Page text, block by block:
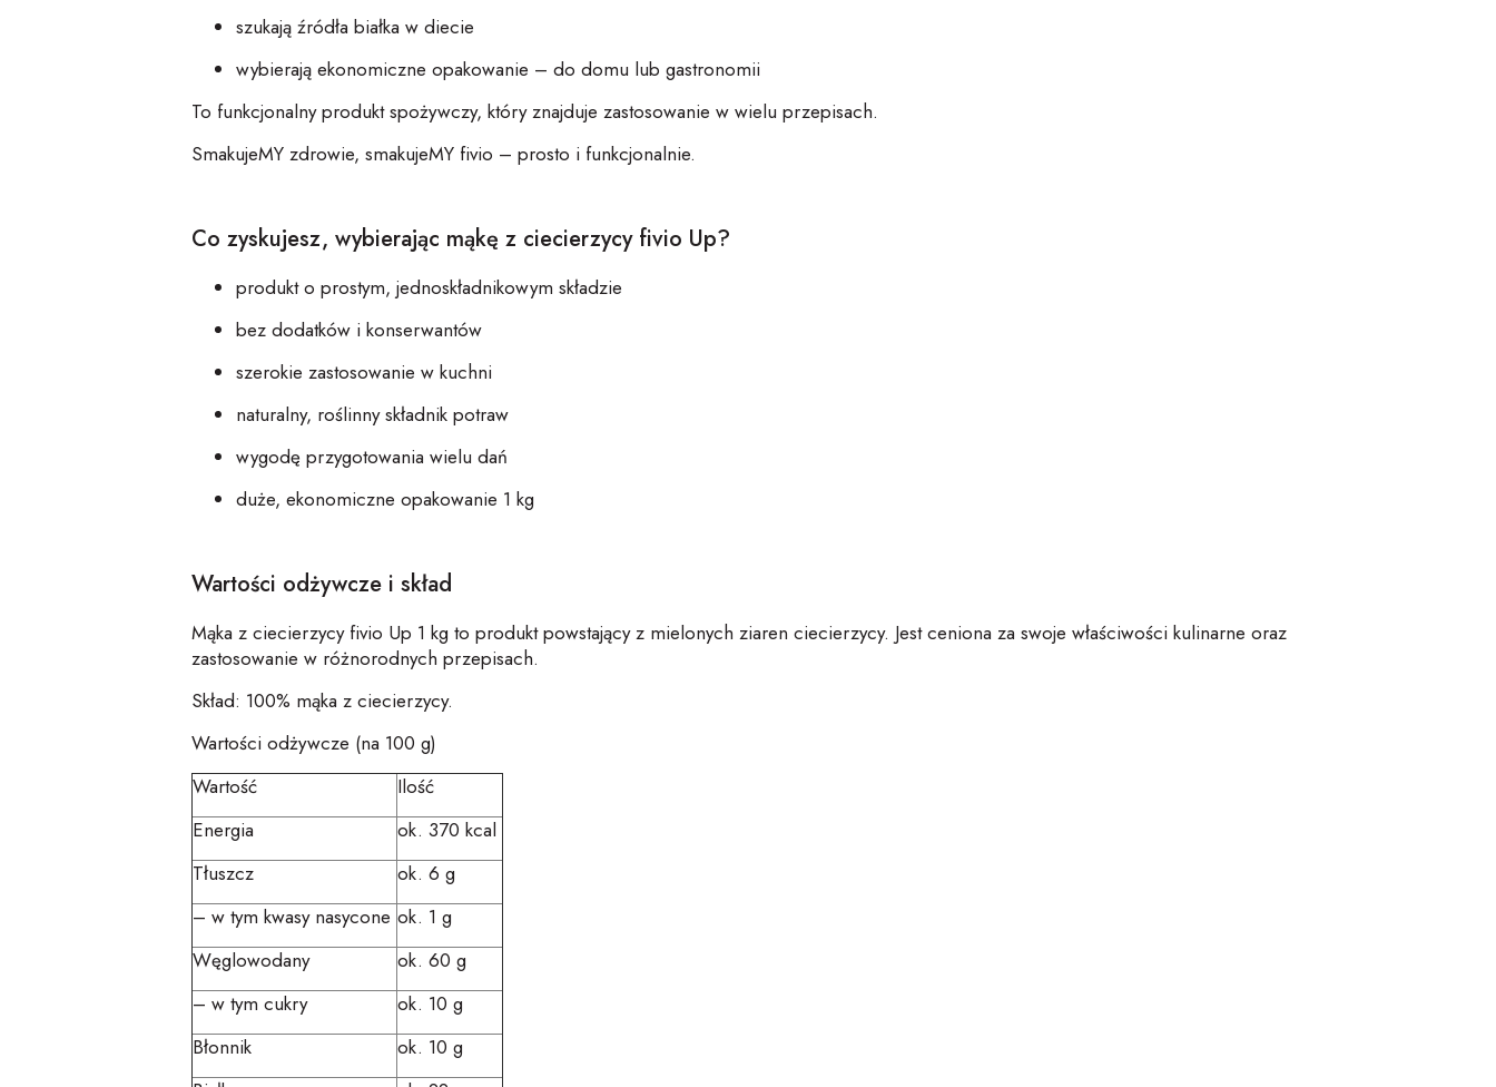
szukają źródła białka w diecie
wybierają ekonomiczne opakowanie – do domu lub gastronomii
To funkcjonalny produkt spożywczy, który znajduje zastosowanie w wielu przepisach.
SmakujeMY zdrowie, smakujeMY fivio – prosto i funkcjonalnie.
Co zyskujesz, wybierając mąkę z ciecierzycy fivio Up?
produkt o prostym, jednoskładnikowym składzie
bez dodatków i konserwantów
szerokie zastosowanie w kuchni
naturalny, roślinny składnik potraw
wygodę przygotowania wielu dań
duże, ekonomiczne opakowanie 1 kg
Wartości odżywcze i skład
Mąka z ciecierzycy fivio Up 1 kg to produkt powstający z mielonych ziaren ciecierzycy. Jest ceniona za swoje właściwości kulinarne oraz
zastosowanie w różnorodnych przepisach.
Skład: 100% mąka z ciecierzycy.
Wartości odżywcze (na 100 g)
Wartość
Ilość
Energia
ok. 370 kcal
Tłuszcz
ok. 6 g
– w tym kwasy nasycone ok. 1 g
Węglowodany
ok. 60 g
– w tym cukry
ok. 10 g
Błonnik
ok. 10 g